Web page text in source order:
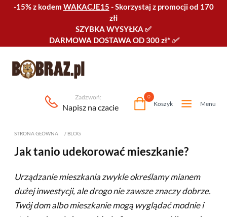
-15% z kodem WAKACJE15 -Skorzystaj z promocji od 170
złℹ️
SZYBKA WYSYŁKA ✅
DARMOWA DOSTAWA OD 300 zł* ✅
Zadzwoń:
Napisz na czacie Koszyk
0
Menu
STRONA GŁÓWNA / BLOG
Jak tanio udekorować mieszkanie?
Urządzanie mieszkania zwykle określamy mianem
dużej inwestycji, ale drogo nie zawsze znaczy dobrze.
Twój dom albo mieszkanie mogą wyglądać modnie i